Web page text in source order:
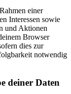
einer
Interessen sowie
und Aktionen
Browser
dies zur
notwendig
deiner Daten